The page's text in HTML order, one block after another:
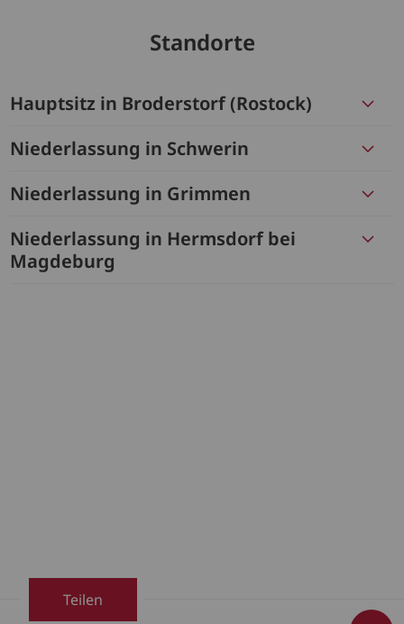
Standorte
Hauptsitz in Broderstorf (Rostock)
Niederlassung in Schwerin
Niederlassung in Grimmen
Niederlassung in Hermsdorf bei
Magdeburg
Teilen